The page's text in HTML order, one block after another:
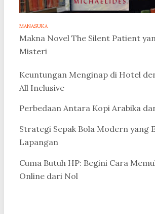
MANASUKA
Makna Novel The Silent Patient
Misteri
Keuntungan Menginap di Hotel
All Inclusive
Perbedaan Antara Kopi Arabika
Strategi Sepak Bola Modern yang
Lapangan
Cuma Butuh HP: Begini Cara
Online dari Nol